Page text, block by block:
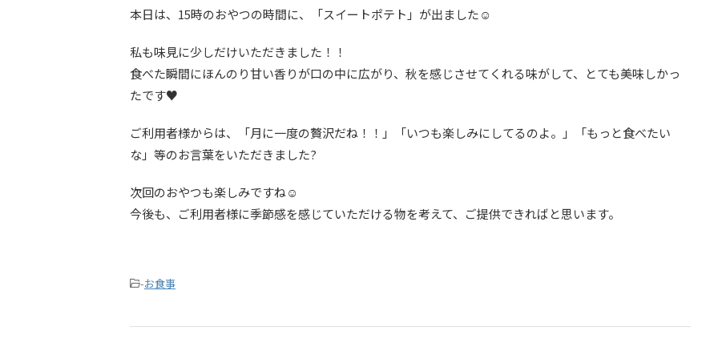
本日は、15時のおやつの時間に、「スイートポテト」が出ました☺️
私も味見に少しだけいただきました！！
食べた瞬間にほんのり甘い香りが口の中に広がり、秋を感じさせてくれる味がして、とても美味しかっ
たです♥️
ご利用者様からは、「月に一度の贅沢だね！！」「いつも楽しみにしてるのよ。」「もっと食べたい
な」等のお言葉をいただきました?
次回のおやつも楽しみですね☺️
今後も、ご利用者様に季節感を感じていただける物を考えて、ご提供できればと思います。
-お食事